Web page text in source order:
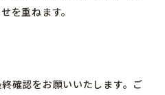
を重ねます。
確認をお願いいたします。ご